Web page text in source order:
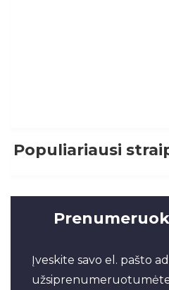
Populiariausi
Įveskite savo el. pašto